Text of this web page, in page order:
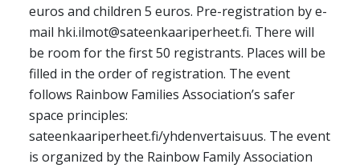
euros and children 5 euros. Pre-registration by e-
mail hki.ilmot@sateenkaariperheet.fi. There will
be room for the first 50 registrants. Places will be
filled in the order of registration. The event
follows Rainbow Families Association’s safer
space principles:
sateenkaariperheet.fi/yhdenvertaisuus. The event
is organized by the Rainbow Family Association